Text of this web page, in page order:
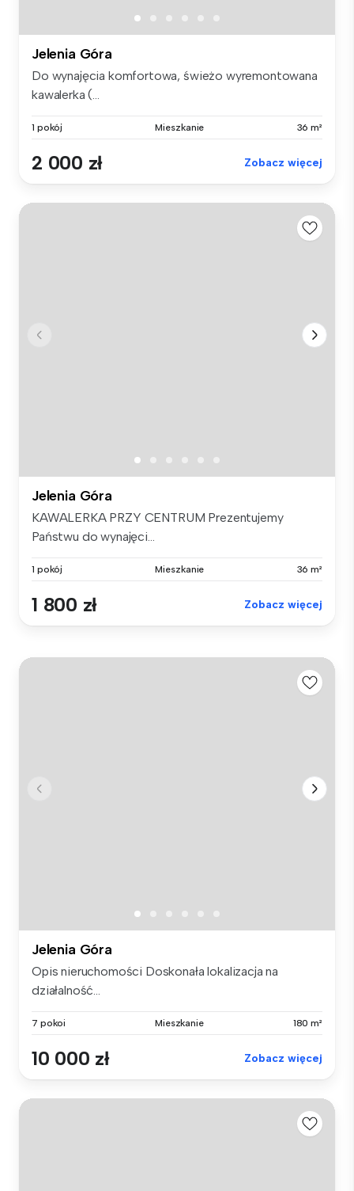
Jelenia Góra
Do wynajęcia komfortowa, świeżo wyremontowana
kawalerka (...
1 pokój Mieszkanie 36 m²
2 000 zł Zobacz więcej
Jelenia Góra
KAWALERKA PRZY CENTRUM Prezentujemy
Państwu do wynajęci...
1 pokój Mieszkanie 36 m²
1 800 zł Zobacz więcej
Jelenia Góra
Opis nieruchomości Doskonała lokalizacja na
działalność...
7 pokoi Mieszkanie 180 m²
10 000 zł Zobacz więcej